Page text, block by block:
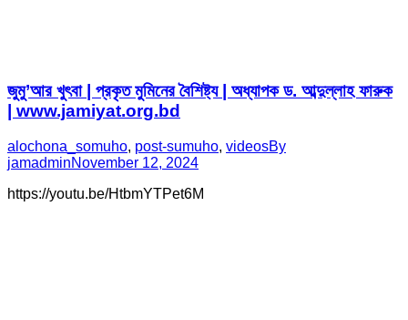
জুমু’আর খুৎবা | প্রকৃত মুমিনের বৈশিষ্ট্য | অধ্যাপক ড. আব্দুল্লাহ ফারুক
| www.jamiyat.org.bd
alochona_somuho, post-sumuho, videosBy
jamadminNovember 12, 2024
https://youtu.be/HtbmYTPet6M